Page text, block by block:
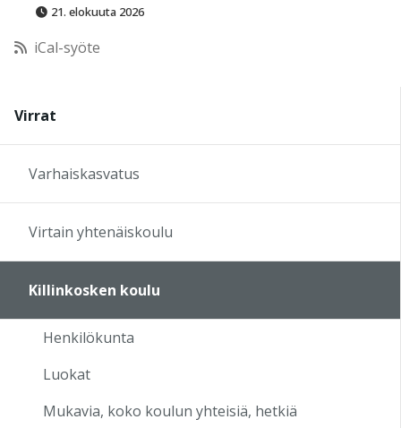
17:00
20:00
22:00
21. elokuuta 2026
iCal-syöte
Virrat
Varhaiskasvatus
Virtain yhtenäiskoulu
Killinkosken koulu
Henkilökunta
Luokat
Mukavia, koko koulun yhteisiä, hetkiä